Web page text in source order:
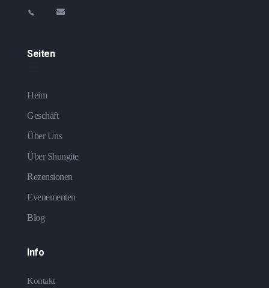
Seiten
Heim
Geschäft
Über Uns
Über Shungite
Rezensionen
Evenementen
Blog
Info
Kontakt